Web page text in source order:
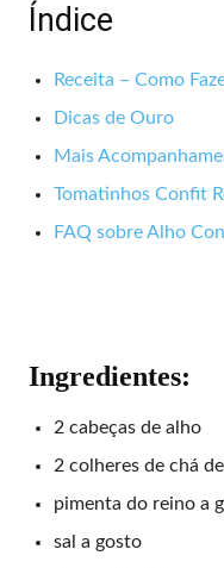
Índice
Receita – Como
Dicas de Ouro
Mais
Tomatinhos Confit
FAQ sobre Alho
Ingredientes:
2 cabeças de alho
2 colheres de chá
pimenta do reino a
sal a gosto